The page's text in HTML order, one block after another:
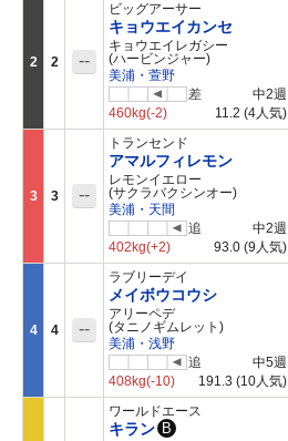
2 2 --
ビッグアーサー
キョウエイカンセ
キョウエイレガシー
(ハービンジャー)
美浦・萱野
差
中2週
460kg(-2) 11.2 (4人気)
3 3 --
トランセンド
アマルフィレモン
レモンイエロー
(サクラバクシンオー)
美浦・天間
追
中2週
402kg(+2) 93.0 (9人気)
4 4 --
ラブリーデイ
メイボウコウシ
アリーペデ
(タニノギムレット)
美浦・浅野
追
中5週
408kg(-10) 191.3 (10人気)
ワールドエース
キラン B